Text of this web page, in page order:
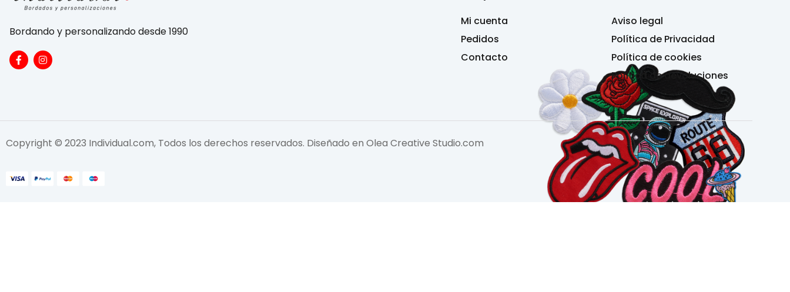
Bordando y personalizando desde 1990
Mi cuenta
Pedidos
Contacto
Aviso legal
Política de Privacidad
Política de cookies
Política de devoluciones
Copyright © 2023 Individual.com, Todos los derechos reservados. Diseñado en Olea Creative Studio.com